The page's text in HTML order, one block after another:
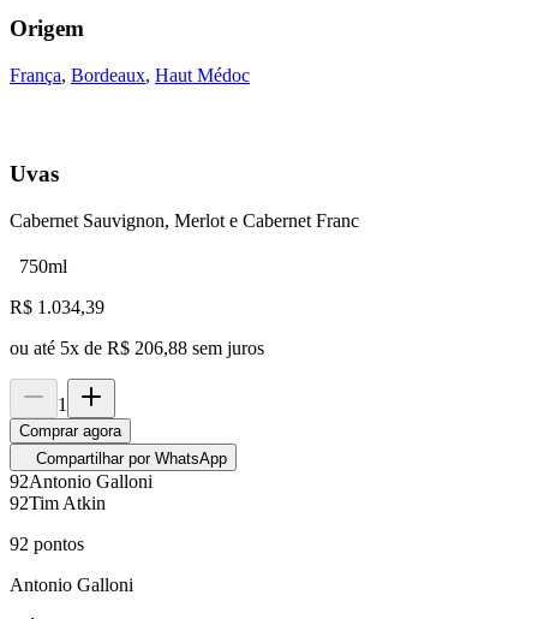
Origem
França, Bordeaux, Haut Médoc
Uvas
Cabernet Sauvignon, Merlot e Cabernet Franc
750ml
R$ 1.034,39
ou até 5x de R$ 206,88 sem juros
1
Comprar agora
Compartilhar por WhatsApp
92Antonio Galloni
92Tim Atkin
92 pontos
Antonio Galloni